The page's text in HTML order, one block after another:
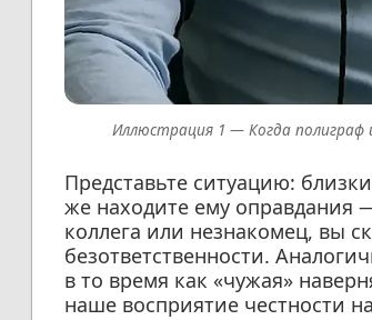
Когда
Представьте ситуацию:
же находите ему оправдания
коллега или незнакомец, вы
безответственности.
в то время как «чужая»
наше восприятие честности